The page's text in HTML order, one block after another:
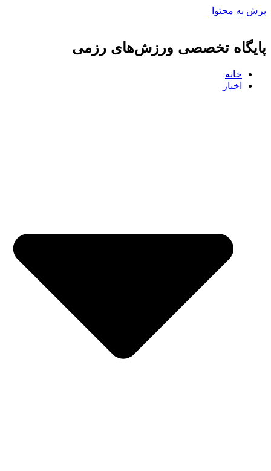
پرش به محتوا
پایگاه تخصصی ورزش‌های رزمی
خانه
اخبار